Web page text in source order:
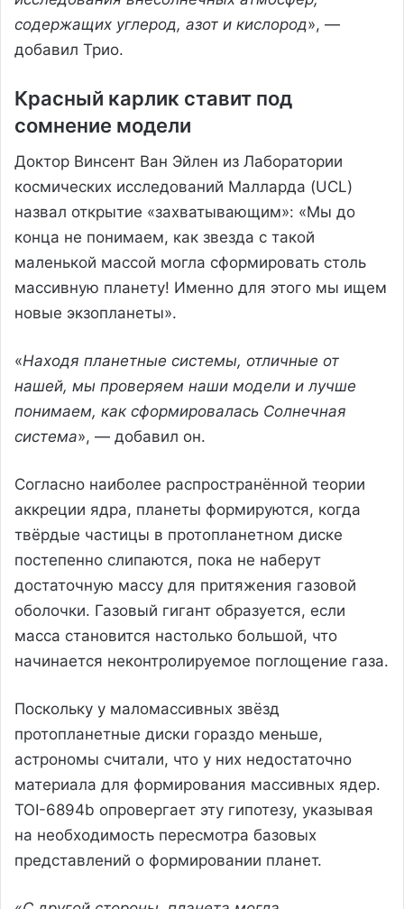
содержащих углерод, азот и кислород», —
добавил Трио.
Красный карлик ставит под
сомнение модели
Доктор Винсент Ван Эйлен из Лаборатории
космических исследований Малларда (UCL)
назвал открытие «захватывающим»: «Мы до
конца не понимаем, как звезда с такой
маленькой массой могла сформировать столь
массивную планету! Именно для этого мы ищем
новые экзопланеты».
«Находя планетные системы, отличные от
нашей, мы проверяем наши модели и лучше
понимаем, как сформировалась Солнечная
система», — добавил он.
Согласно наиболее распространённой теории
аккреции ядра, планеты формируются, когда
твёрдые частицы в протопланетном диске
постепенно слипаются, пока не наберут
достаточную массу для притяжения газовой
оболочки. Газовый гигант образуется, если
масса становится настолько большой, что
начинается неконтролируемое поглощение газа.
Поскольку у маломассивных звёзд
протопланетные диски гораздо меньше,
астрономы считали, что у них недостаточно
материала для формирования массивных ядер.
TOI-6894b опровергает эту гипотезу, указывая
на необходимость пересмотра базовых
представлений о формировании планет.